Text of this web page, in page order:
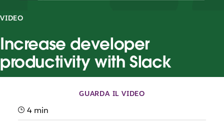
VIDEO
Increase developer
productivity with Slack
GUARDA IL VIDEO
4 min